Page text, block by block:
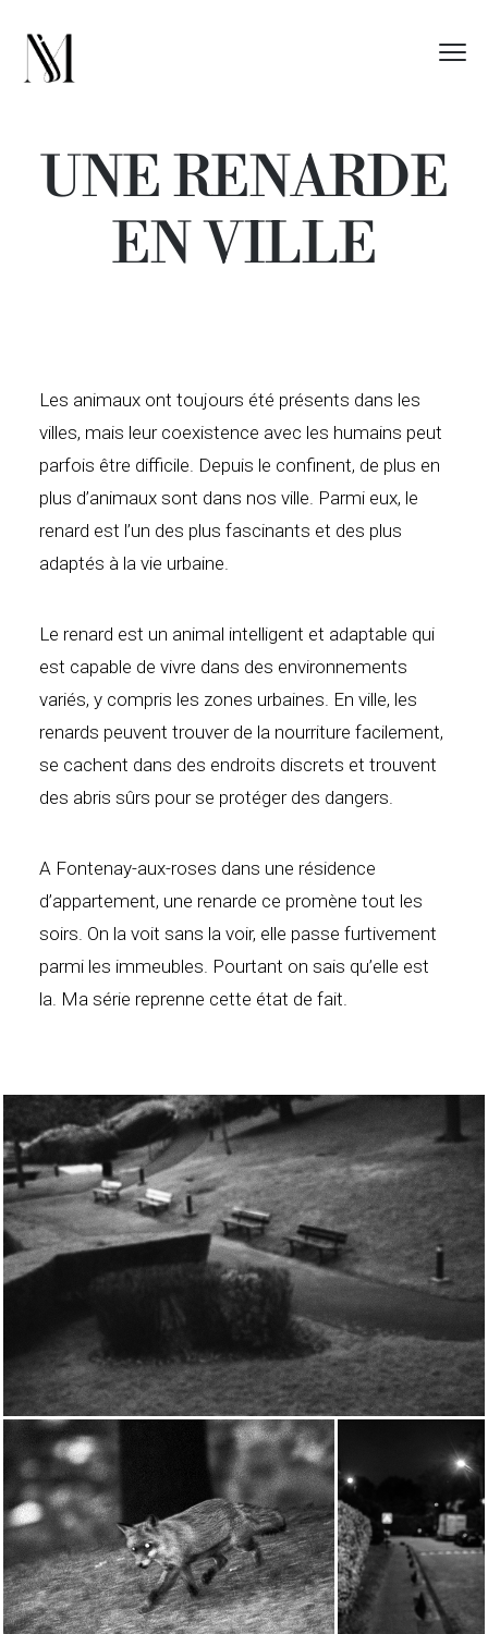
UNE RENARDE
EN VILLE
Les animaux ont toujours été présents dans les
villes, mais leur coexistence avec les humains peut
parfois être difficile. Depuis le confinent, de plus en
plus d’animaux sont dans nos ville. Parmi eux, le
renard est l’un des plus fascinants et des plus
adaptés à la vie urbaine.
Le renard est un animal intelligent et adaptable qui
est capable de vivre dans des environnements
variés, y compris les zones urbaines. En ville, les
renards peuvent trouver de la nourriture facilement,
se cachent dans des endroits discrets et trouvent
des abris sûrs pour se protéger des dangers.
A Fontenay-aux-roses dans une résidence
d’appartement, une renarde ce promène tout les
soirs. On la voit sans la voir, elle passe furtivement
parmi les immeubles. Pourtant on sais qu’elle est
la. Ma série reprenne cette état de fait.